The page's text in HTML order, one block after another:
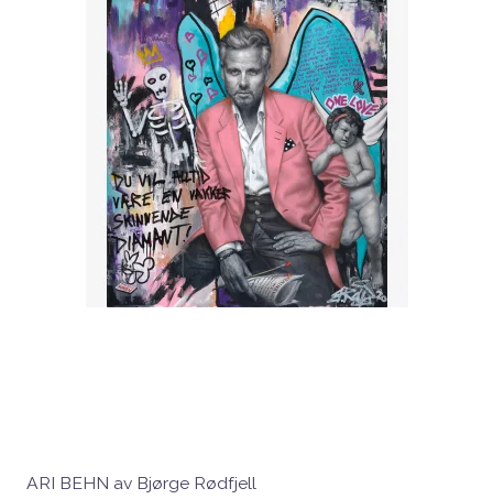
ARI BEHN av Bjørge Rødfjell